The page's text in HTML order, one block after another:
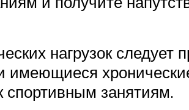
нагрузок следует
имеющиеся
спортивным занятиям.